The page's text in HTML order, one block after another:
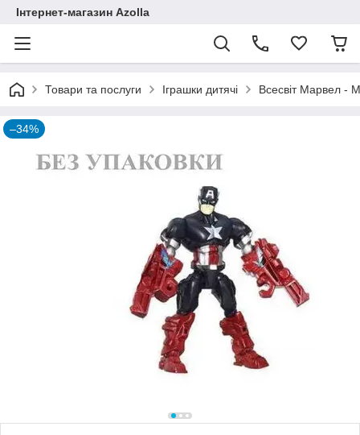
Інтернет-магазин Azolla
Товари та послуги Іграшки дитячі Всесвіт Марвел -
–34%